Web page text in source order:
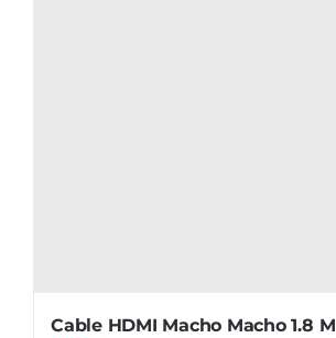
Cable HDMI Macho Macho 1.8 M